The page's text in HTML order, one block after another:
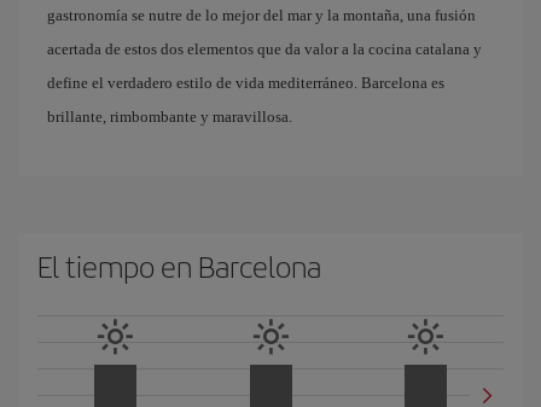
gastronomía se nutre de lo mejor del mar y la montaña, una fusión
acertada de estos dos elementos que da valor a la cocina catalana y
define el verdadero estilo de vida mediterráneo. Barcelona es
brillante, rimbombante y maravillosa.
El tiempo en Barcelona